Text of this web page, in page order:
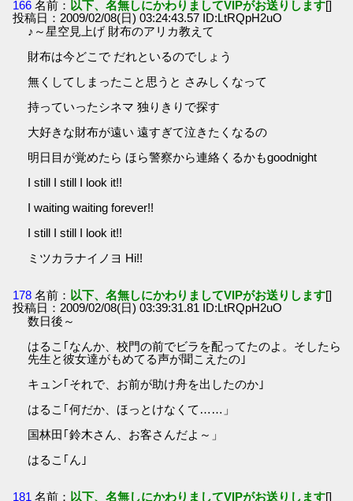
166 名前： 以下、名無しにかわりましてVIPがお送りします[]
投稿日：2009/02/08(日) 03:24:43.57 ID:LtRQpH2uO
♪～星空見上げ 財布のアリカ教えて
財布は今どこで だれといるのでしょう
無くしてしまったこと思うと さみしくなって
持っていったシネマ 独りきりで探す
大好きな財布が遠い 遠すぎて泣きたくなるの
明日目が覚めたら ほら警察から連絡くるかもgoodnight
I still I still I look it!!
I waiting waiting forever!!
I still I still I look it!!
ミツカラナイノヨ Hi!!
178 名前： 以下、名無しにかわりましてVIPがお送りします[]
投稿日：2009/02/08(日) 03:39:31.81 ID:LtRQpH2uO
数日後～
はるこ｢なんか、校門の前でビラを配ってたのよ。そしたら
先生と彼女達がもめてる声が聞こえたの｣
キュン｢それで、お前が助け舟を出したのか｣
はるこ｢何だか、ほっとけなくて……」
国林田｢鈴木さん、お客さんだよ～」
はるこ｢ん｣
181 名前： 以下、名無しにかわりましてVIPがお送りします[]